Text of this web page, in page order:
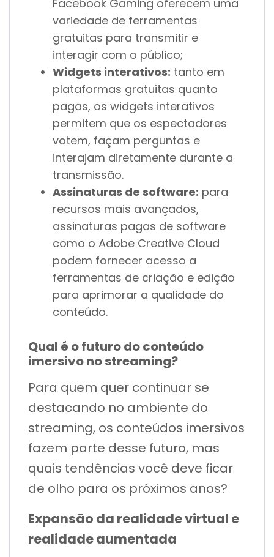
Facebook Gaming oferecem uma
variedade de ferramentas
gratuitas para transmitir e
interagir com o público;
Widgets interativos: tanto em
plataformas gratuitas quanto
pagas, os widgets interativos
permitem que os espectadores
votem, façam perguntas e
interajam diretamente durante a
transmissão.
Assinaturas de software: para
recursos mais avançados,
assinaturas pagas de software
como o Adobe Creative Cloud
podem fornecer acesso a
ferramentas de criação e edição
para aprimorar a qualidade do
conteúdo.
Qual é o futuro do conteúdo
imersivo no streaming?
Para quem quer continuar se
destacando no ambiente do
streaming, os conteúdos imersivos
fazem parte desse futuro, mas
quais tendências você deve ficar
de olho para os próximos anos?
Expansão da realidade virtual e
realidade aumentada